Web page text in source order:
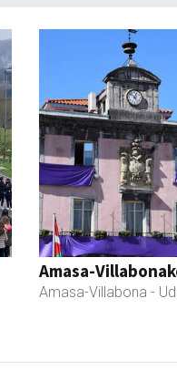
Amasa-
Amasa-Villabona -